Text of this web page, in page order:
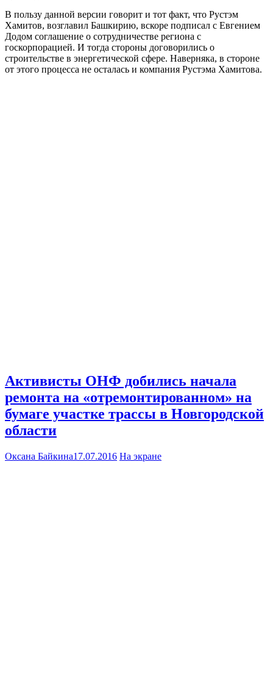
В пользу данной версии говорит и тот факт, что Рустэм
Хамитов, возглавил Башкирию, вскоре подписал с Евгением
Додом соглашение о сотрудничестве региона с
госкорпорацией. И тогда стороны договорились о
строительстве в энергетической сфере. Наверняка, в стороне
от этого процесса не осталась и компания Рустэма Хамитова.
Активисты ОНФ добились начала
ремонта на «отремонтированном» на
бумаге участке трассы в Новгородской
области
Оксана Байкина17.07.2016 На экране